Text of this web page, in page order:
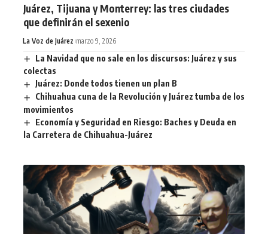
Juárez, Tijuana y Monterrey: las tres ciudades
que definirán el sexenio
La Voz de Juárez marzo 9, 2026
La Navidad que no sale en los discursos: Juárez y sus
colectas
Juárez: Donde todos tienen un plan B
Chihuahua cuna de la Revolución y Juárez tumba de los
movimientos
Economía y Seguridad en Riesgo: Baches y Deuda en
la Carretera de Chihuahua-Juárez